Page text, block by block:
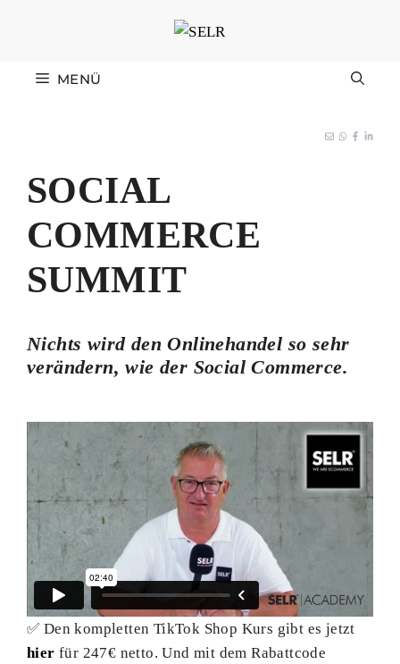
MENÜ
SOCIAL
COMMERCE
SUMMIT
Nichts wird den Onlinehandel so sehr
verändern, wie der Social Commerce.
✅ Den kompletten TikTok Shop Kurs gibt es jetzt
hier für 247€ netto. Und mit dem Rabattcode